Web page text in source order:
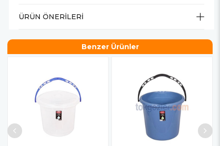
ÜRÜN ÖNERILERI
Benzer Ürünler